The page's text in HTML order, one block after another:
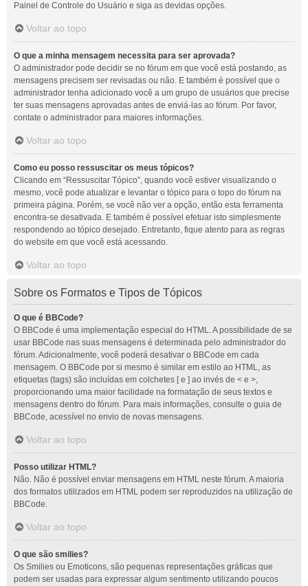
Painel de Controle do Usuário e siga as devidas opções.
Voltar ao topo
O que a minha mensagem necessita para ser aprovada?
O administrador pode decidir se no fórum em que você está postando, as
mensagens precisem ser revisadas ou não. E também é possível que o
administrador tenha adicionado você a um grupo de usuários que precise
ter suas mensagens aprovadas antes de enviá-las ao fórum. Por favor,
contate o administrador para maiores informações.
Voltar ao topo
Como eu posso ressuscitar os meus tópicos?
Clicando em “Ressuscitar Tópico”, quando você estiver visualizando o
mesmo, você pode atualizar e levantar o tópico para o topo do fórum na
primeira página. Porém, se você não ver a opção, então esta ferramenta
encontra-se desativada. E também é possível efetuar isto simplesmente
respondendo ao tópico desejado. Entretanto, fique atento para as regras
do website em que você está acessando.
Voltar ao topo
Sobre os Formatos e Tipos de Tópicos
O que é BBCode?
O BBCode é uma implementação especial do HTML. A possibilidade de se
usar BBCode nas suas mensagens é determinada pelo administrador do
fórum. Adicionalmente, você poderá desativar o BBCode em cada
mensagem. O BBCode por si mesmo é similar em estilo ao HTML, as
etiquetas (tags) são incluídas em colchetes [ e ] ao invés de < e >,
proporcionando uma maior facilidade na formatação de seus textos e
mensagens dentro do fórum. Para mais informações, consulte o guia de
BBCode, acessível no envio de novas mensagens.
Voltar ao topo
Posso utilizar HTML?
Não. Não é possível enviar mensagens em HTML neste fórum. A maioria
dos formatos utilizados em HTML podem ser reproduzidos na utilização de
BBCode.
Voltar ao topo
O que são smilies?
Os Smilies ou Emoticons, são pequenas representações gráficas que
podem ser usadas para expressar algum sentimento utilizando poucos